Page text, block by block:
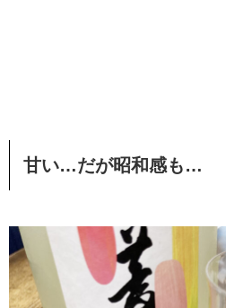
甘い…だが昭和感も…